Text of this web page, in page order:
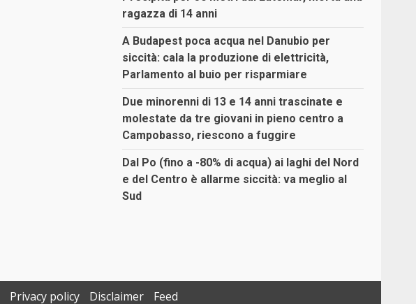
ragazza di 14 anni
A Budapest poca acqua nel Danubio per
siccità: cala la produzione di elettricità,
Parlamento al buio per risparmiare
Due minorenni di 13 e 14 anni trascinate e
molestate da tre giovani in pieno centro a
Campobasso, riescono a fuggire
Dal Po (fino a -80% di acqua) ai laghi del Nord
e del Centro è allarme siccità: va meglio al
Sud
Privacy policy Disclaimer Feed